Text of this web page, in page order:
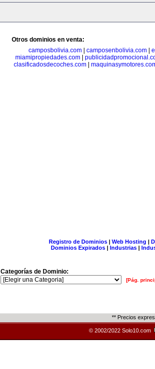
Otros dominios en venta:
camposbolivia.com| camposenbolivia.com|
miamipropiedades.com
clasificadosdecoches.com
Registro de Dominios| Web Hosting |
Dominios Expirados | Industrias |
Categorías de Dominio:
[Pág.
** Precios
© 2002/2022 Solo10.com